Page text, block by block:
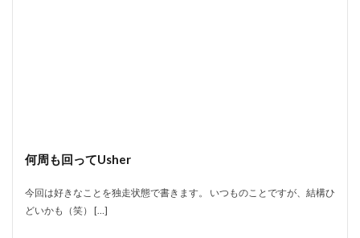
何周も回ってUsher
今回は好きなことを独走状態で書きます。 いつものことですが、結構ひ
どいかも（笑） […]